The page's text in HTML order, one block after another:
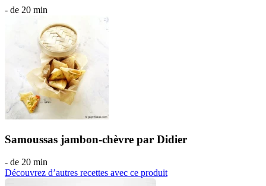
- de 20 min
Samoussas jambon-chèvre par Didier
- de 20 min
Découvrez d’autres recettes avec ce produit